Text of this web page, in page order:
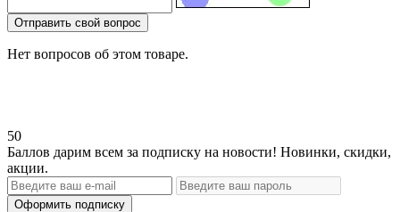
Отправить свой вопрос
Нет вопросов об этом товаре.
50
Баллов дарим всем за подписку на новости! Новинки, скидки,
акции.
Оформить подписку